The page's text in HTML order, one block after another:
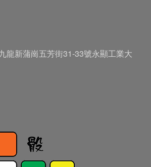
龍新蒲崗五芳街31-33號永顯工業大